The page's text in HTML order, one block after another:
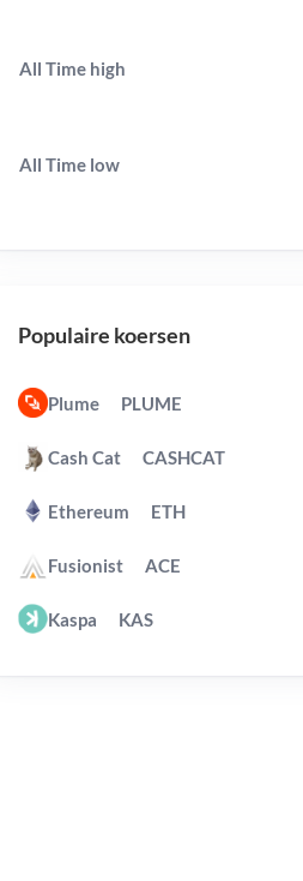
All Time high
All Time low
Populaire koersen
Plume PLUME
Cash Cat CASHCAT
Ethereum ETH
Fusionist ACE
Kaspa KAS